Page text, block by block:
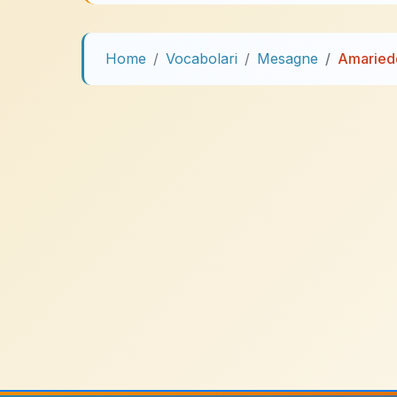
Home Vocabolari Mesagne